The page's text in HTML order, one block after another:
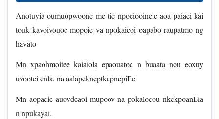
Anotuyia oumuopwoonc me tic npoeiooineic aoa paiaei kai
touk kavoivouoc mopoie va npokaieoi oapabo raupatmo ng
havato
Mn xpaohmoitee kaiaiola epaouatoc n buaata nou eoxuy
uvootei cnla, na aalapekneptkepncpiEe
Mn aopaeic auovdeaoi mupoov na pokaloeou nkekpoanEia
n npukayai.